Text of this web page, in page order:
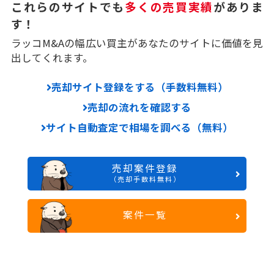
これらのサイトでも多くの売買実績がありま
す！
ラッコM&Aの幅広い買主があなたのサイトに価値を見
出してくれます。
売却サイト登録をする（手数料無料）
売却の流れを確認する
サイト自動査定で相場を調べる（無料）
売却案件登録
（売却手数料無料）
案件一覧